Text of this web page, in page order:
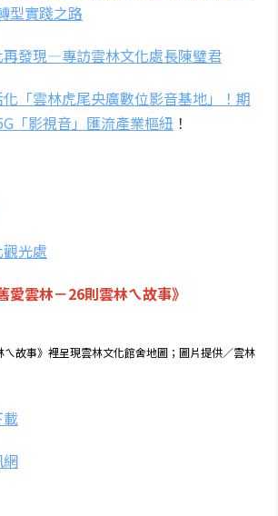
型實踐之路
再發現—專訪雲林文化處長陳璧君
「雲林虎尾央廣數位影音基地」！期
「影視音」匯流產業樞紐 ！
光處
愛雲林－26則雲林ㄟ故事》
ㄟ故事》裡呈現雲林文化館舍地圖；圖片提供／雲林